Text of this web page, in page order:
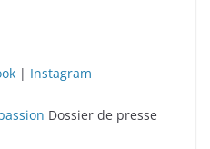
| Instagram
Dossier de presse